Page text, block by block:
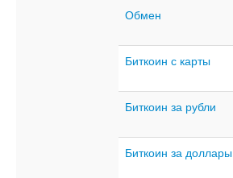
Обмен
Биткоин с карты
Биткоин за рубли
Биткоин за доллары